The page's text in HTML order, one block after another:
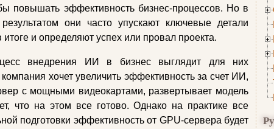
повышать эффективность бизнес-процессов. Но в
они часто упускают ключевые детали
и определяют успех или провал проекта.
внедрения ИИ в бизнес выглядит для них
хочет увеличить эффективность за счет ИИ,
с мощными видеокартами, развертывает модель
что на этом все готово. Однако на практике все
подготовки эффективность от GPU-сервера будет